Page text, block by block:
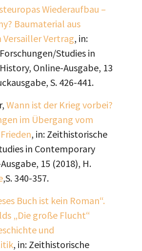
Wiederaufbau –
Baumaterial aus
Vertrag, in:
Studies in
Online-Ausgabe, 13
S. 426-441.
Wann ist der Krieg vorbei?
im Übergang vom
, in: Zeithistorische
in Contemporary
15 (2018), H.
,S. 340-357.
Buch ist kein Roman“.
„Die große Flucht“
und
, in: Zeithistorische